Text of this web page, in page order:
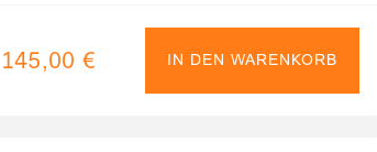
145,00 € IN DEN WARENKORB